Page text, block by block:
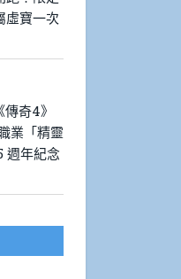
虛寶一次
奇4》
業「精靈
年紀念